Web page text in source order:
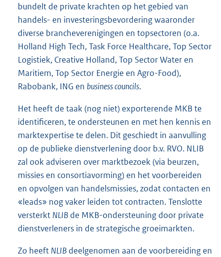
bundelt de private krachten op het gebied van
handels- en investeringsbevordering waaronder
diverse brancheverenigingen en topsectoren (o.a.
Holland High Tech, Task Force Healthcare, Top Sector
Logistiek, Creative Holland, Top Sector Water en
Maritiem, Top Sector Energie en Agro-Food),
Rabobank, ING en business councils.
Het heeft de taak (nog niet) exporterende MKB te
identificeren, te ondersteunen en met hen kennis en
marktexpertise te delen. Dit geschiedt in aanvulling
op de publieke dienstverlening door b.v. RVO. NLIB
zal ook adviseren over marktbezoek (via beurzen,
missies en consortiavorming) en het voorbereiden
en opvolgen van handelsmissies, zodat contacten en
«leads» nog vaker leiden tot contracten. Tenslotte
versterkt NLIB de MKB-ondersteuning door private
dienstverleners in de strategische groeimarkten.
Zo heeft NLIB deelgenomen aan de voorbereiding en